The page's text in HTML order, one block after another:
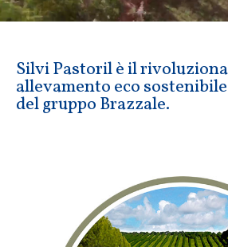
Silvi Pastoril è il
allevamento eco
del gruppo Brazzale.